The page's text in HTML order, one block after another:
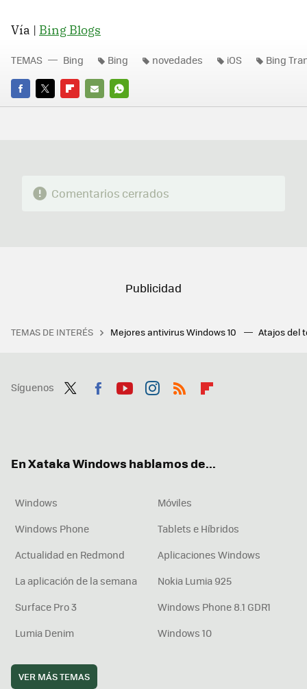
Vía | Bing Blogs
FACEBOOK
TWITTERFLIPBOARD
E-
WHATSAPP
TEMAS Bing Bing novedades iOS Bing
Comentarios cerrados
TEMAS DE INTERÉS Mejores antivirus Windows 10 Atajos del
Síguenos
En Xataka Windows hablamos de...
Windows
Móviles
Windows Phone
Tablets e Híbridos
Actualidad en Redmond
Aplicaciones Windows
La aplicación de la semana
Nokia Lumia 925
Surface Pro 3
Windows Phone 8.1 GDR1
Lumia Denim
Windows 10
VER MÁS TEMAS